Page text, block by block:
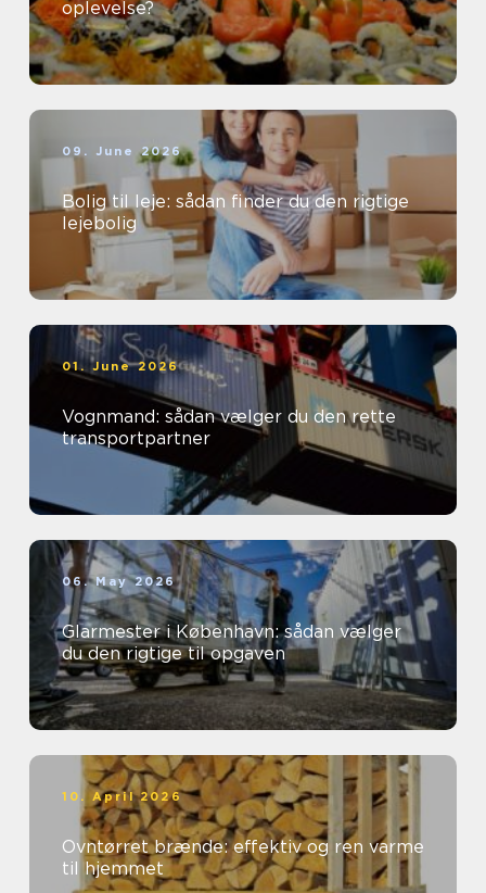
oplevelse?
09. June 2026
Bolig til leje: sådan finder du den rigtige
lejebolig
01. June 2026
Vognmand: sådan vælger du den rette
transportpartner
06. May 2026
Glarmester i København: sådan vælger
du den rigtige til opgaven
10. April 2026
Ovntørret brænde: effektiv og ren varme
til hjemmet